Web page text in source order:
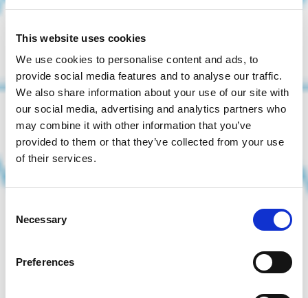
This website uses cookies
We use cookies to personalise content and ads, to
provide social media features and to analyse our traffic.
We also share information about your use of our site with
our social media, advertising and analytics partners who
may combine it with other information that you’ve
provided to them or that they’ve collected from your use
of their services.
Selection
Necessary
Preferences